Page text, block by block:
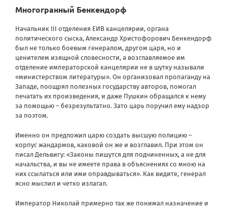
Многогранный Бенкендорф
Начальник III отделения ЕИВ канцелярии, органа
политического сыска, Александр Христофорович Бенкендорф
был не только боевым генералом, другом царя, но и
ценителем изящной словесности, а возглавляемое им
отделение императорской канцелярии не в шутку называли
«министерством литературы». Он организовал пропаганду на
Западе, поощрял полезных государству авторов, помогал
печатать их произведения, и даже Пушкин обращался к нему
за помощью – безрезультатно. Зато царь поручил ему надзор
за поэтом.
Именно он предложил царю создать высшую полицию –
корпус жандармов, каковой он же и возглавил. При этом он
писал Дельвигу: «Законы пишутся для подчиненных, а не для
начальства, и вы не имеете права в объяснениях со мною на
них ссылаться или ими оправдываться». Как видите, генерал
ясно мыслил и четко излагал.
Император Николай примерно так же понимал назначение и